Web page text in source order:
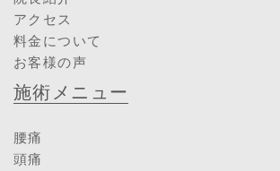
アクセス
料金について
お客様の声
施術メニュー
腰痛
頭痛